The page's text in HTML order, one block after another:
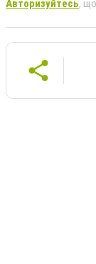
Авторизуйтесь,